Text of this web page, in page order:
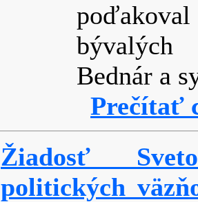
bývalých
Bednár a
Prečítať
Žiadosť
politických